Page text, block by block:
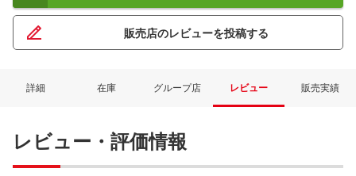
販売店のレビューを投稿する
詳細 在庫 グループ店 レビュー 販売実績
レビュー・評価情報